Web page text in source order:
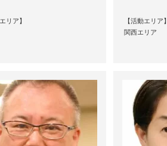
リア】
【活動エリア】
関西エリア